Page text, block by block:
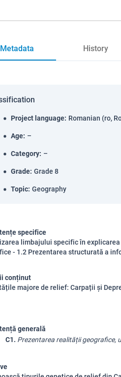
Metadata History
Project language: Romanian (ro,
Age: –
Category: –
Grade: Grade 8
Topic: Geography
specifice
limbajului specific în
- 1.2 Prezentarea structurată a
conținut
majore de relief: Carpații și
generală
C1. Prezentarea realității geografice,